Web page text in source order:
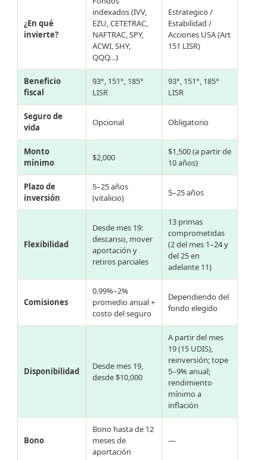
¿En qué
invierte?
indexados (IVV,
EZU, CETETRAC,
NAFTRAC, SPY,
ACWI, SHY,
QQQ…)
Estrategico /
Estabilidad /
Acciones USA (Art
151 LISR)
Beneficio
fiscal
93°, 151°, 185°
LISR
93°, 151°, 185°
LISR
Seguro de
vida
Opcional Obligatorio
Monto
mínimo
$2,000
$1,500 (a partir de
10 años)
Plazo de
inversión
5–25 años
(vitalicio)
5–25 años
Flexibilidad
Desde mes 19:
descanso, mover
aportación y
retiros parciales
13 primas
comprometidas
(2 del mes 1–24 y
del 25 en
adelante 11)
Comisiones
0.99%–2%
promedio anual +
costo del seguro
Dependiendo del
fondo elegido
Disponibilidad
Desde mes 19,
desde $10,000
A partir del mes
19 (15 UDIS),
reinversión; tope
5–9% anual;
rendimiento
mínimo a
inflación
Bono
Bono hasta de 12
meses de
aportación
—